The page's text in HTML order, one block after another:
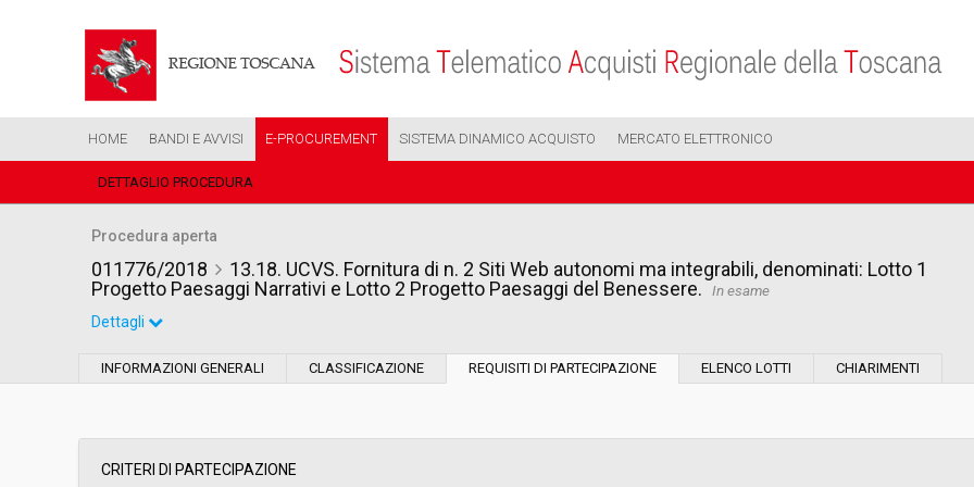
HOME BANDI E AVVISI E-PROCUREMENT SISTEMA DINAMICO ACQUISTO MERCATO ELETTRONICO
DETTAGLIO PROCEDURA
Procedura aperta
011776/2018
13.18. UCVS. Fornitura di n. 2 Siti Web autonomi ma integrabili, denominati: Lotto 1
Progetto Paesaggi Narrativi e Lotto 2 Progetto Paesaggi del Benessere.
In esame
Dettagli
INFORMAZIONI GENERALI CLASSIFICAZIONE REQUISITI DI PARTECIPAZIONE ELENCO LOTTI CHIARIMENTI
CRITERI DI PARTECIPAZIONE